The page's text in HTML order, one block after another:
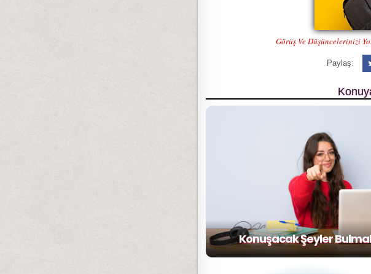
Görüş Ve Düşüncelerinizi
Paylaş:
Konuşacak Şeyler